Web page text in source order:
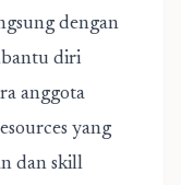
dengan
diri
anggota
yang
dan skill